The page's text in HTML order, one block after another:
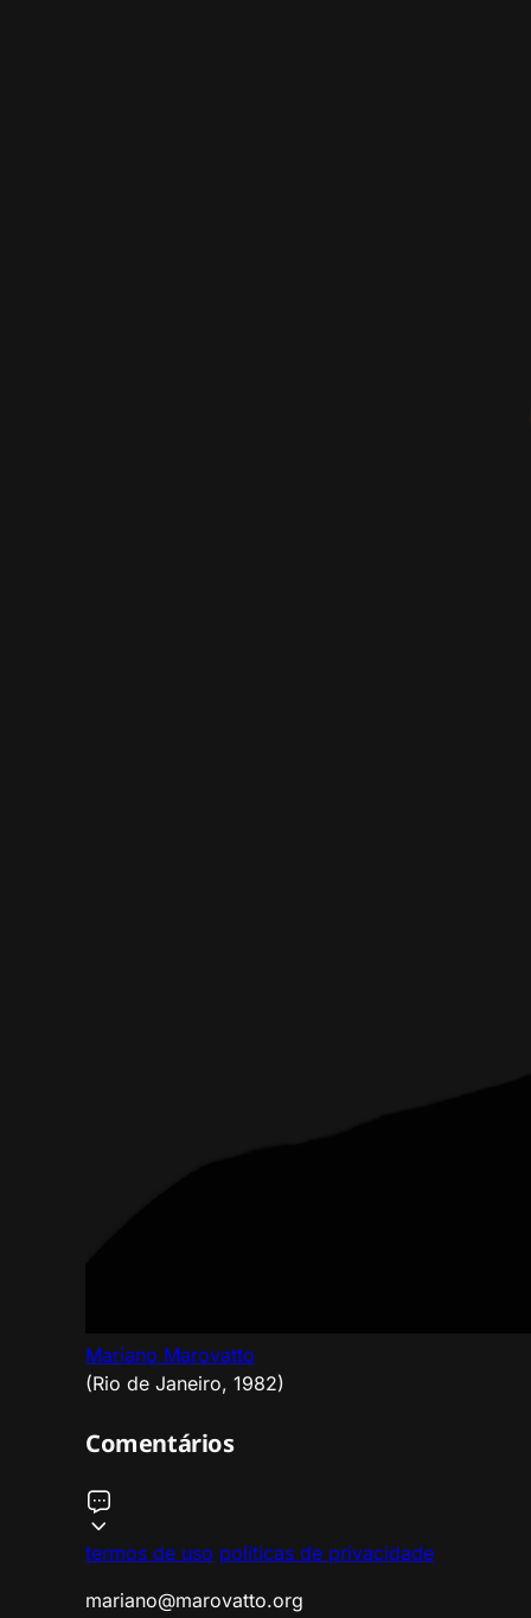
Mariano Marovatto
(Rio de Janeiro, 1982)
Comentários
termos de uso políticas de privacidade
mariano@marovatto.org